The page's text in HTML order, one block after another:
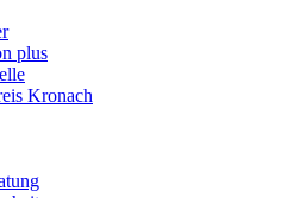
plus
Kronach